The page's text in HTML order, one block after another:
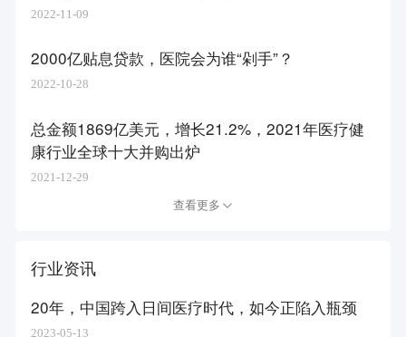
2022-11-09
2000亿贴息贷款，医院会为谁“剁手”？
2022-10-28
总金额1869亿美元，增长21.2%，2021年医疗健
康行业全球十大并购出炉
2021-12-29
查看更多
行业资讯
20年，中国跨入日间医疗时代，如今正陷入瓶颈
2023-05-13